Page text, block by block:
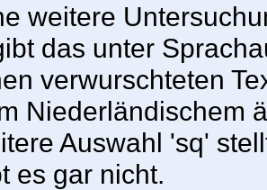
weitere
das unter
verwurschteten
Niederländischem
Auswahl 'sq'
es gar nicht.